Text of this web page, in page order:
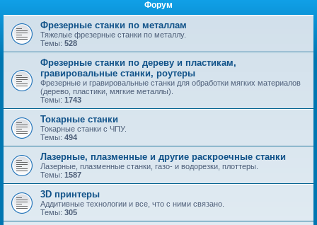
Форум
Фрезерные станки по металлам
Тяжелые фрезерные станки по металлу.
Темы: 528
Фрезерные станки по дереву и пластикам,
гравировальные станки, роутеры
Фрезерные и гравировальные станки для обработки мягких материалов
(дерево, пластики, мягкие металлы).
Темы: 1743
Токарные станки
Токарные станки с ЧПУ.
Темы: 494
Лазерные, плазменные и другие раскроечные станки
Лазерные, плазменные станки, газо- и водорезки, плоттеры.
Темы: 1587
3D принтеры
Аддитивные технологии и все, что с ними связано.
Темы: 305